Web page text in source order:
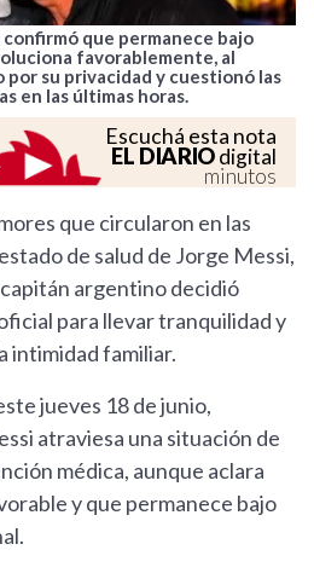
que permanece bajo
favorablemente, al
su privacidad y cuestionó las
en las últimas horas.
Escuchá esta nota
EL DIARIOdigital
minutos
que circularon en las
de salud de Jorge Messi,
argentino decidió
para llevar tranquilidad y
intimidad familiar.
jueves 18 de junio,
atraviesa una situación de
médica, aunque aclara
y que permanece bajo